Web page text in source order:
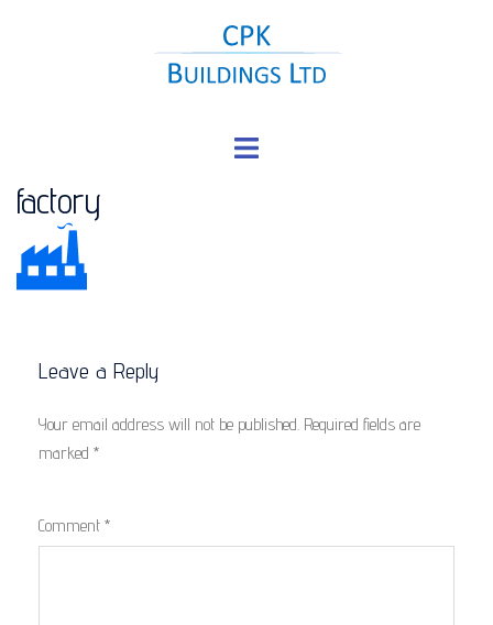
Toggle
factory
Leave a Reply
Your email address will not be published. Required fields are
marked *
Comment *